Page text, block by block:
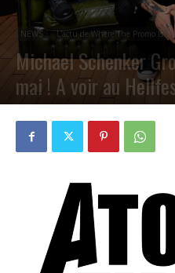
NEWS L'actu de Where The Promo Is
Michael Schenker
mai ! A voir au